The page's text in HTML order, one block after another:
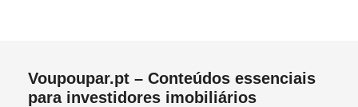
Voupoupar.pt – Conteúdos essenciais
para investidores imobiliários